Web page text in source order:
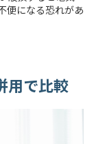
便になる恐れがあ
用で比較